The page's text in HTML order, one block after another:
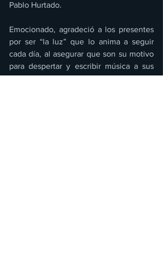
Pablo Hurtado.
Emocionado, agradeció a los presentes
por ser “la luz” que lo anima a seguir
cada día, al asegurar que son su motivo
para despertar y escribir música a sus
fans.